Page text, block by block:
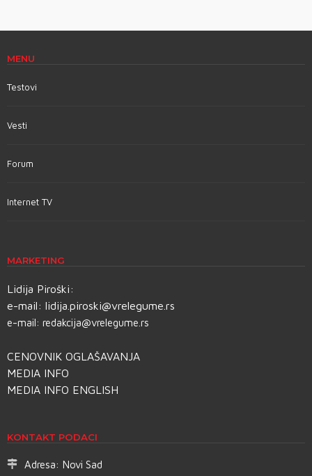
MENU
Testovi
Vesti
Forum
Internet TV
MARKETING
Lidija Piroški:
e-mail: lidija.piroski@vrelegume.rs
e-mail: redakcija@vrelegume.rs
CENOVNIK OGLAŠAVANJA
MEDIA INFO
MEDIA INFO ENGLISH
KONTAKT PODACI
Adresa: Novi Sad